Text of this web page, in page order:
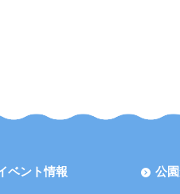
ベント情報 公